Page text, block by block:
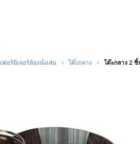
เฟอร์นิเจอร์ห้องนั่งเล่น โต๊ะกลาง โต๊ะกลาง 2 ชิ้